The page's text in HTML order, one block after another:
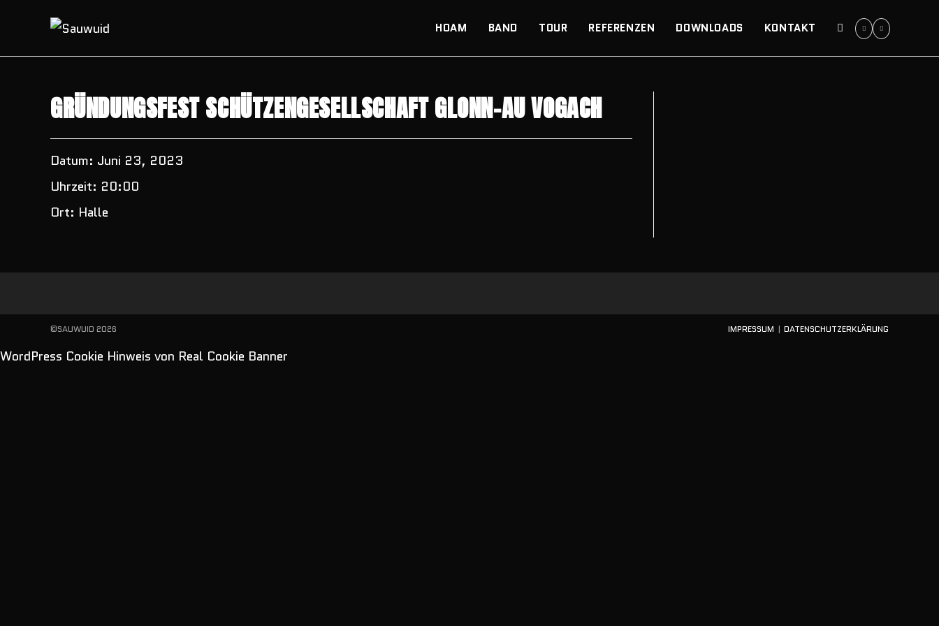
HOAM BAND TOUR REFERENZEN DOWNLOADS KONTAKT WEBSITE-
GRÜNDUNGSFEST SCHÜTZENGESELLSCHAFT GLONN-AU VOGACH
Datum: Juni 23, 2023
Uhrzeit: 20:00
Ort: Halle
IMPRESSUM DATENSCHUTZERKLÄRUNG
©SAUWUID 2026
WordPress Cookie Hinweis von Real Cookie Banner